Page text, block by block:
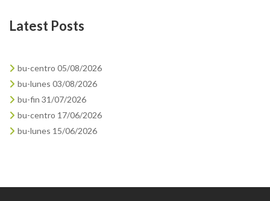
Latest Posts
bu-centro 05/08/2026
bu-lunes 03/08/2026
bu-fin 31/07/2026
bu-centro 17/06/2026
bu-lunes 15/06/2026